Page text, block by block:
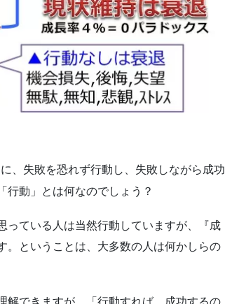
、失敗を恐れず行動し、失敗しながら成功
行動」とは何なのでしょう？
っている人は当然行動していますが、『成
。ということは、大多数の人は何かしらの